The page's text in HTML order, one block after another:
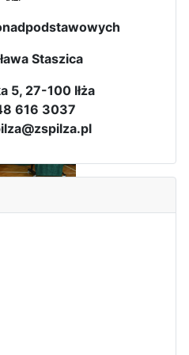
Obronne
rocznicy
Staszica
5, 27-100 Iłża
616 3037